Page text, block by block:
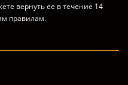
вернуть ее в течение 14
правилам.